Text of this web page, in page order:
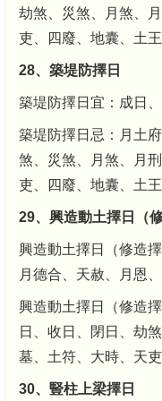
劫煞、災煞、月煞、
吏、四廢、地囊、土王
28、築堤防擇日
築堤防擇日宜：成日、
築堤防擇日忌：月土
煞、災煞、月煞、月
吏、四廢、地囊、土王
29、興造動土擇日（
興造動土擇日（修造
月德合、天赦、月恩
興造動土擇日（修造
日、收日、閉日、劫
墓、土符、大時、天
30、豎柱上梁擇日